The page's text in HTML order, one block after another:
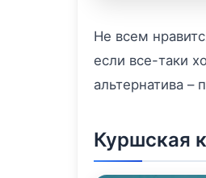
Не всем
если все-таки
альтернатива –
Куршская